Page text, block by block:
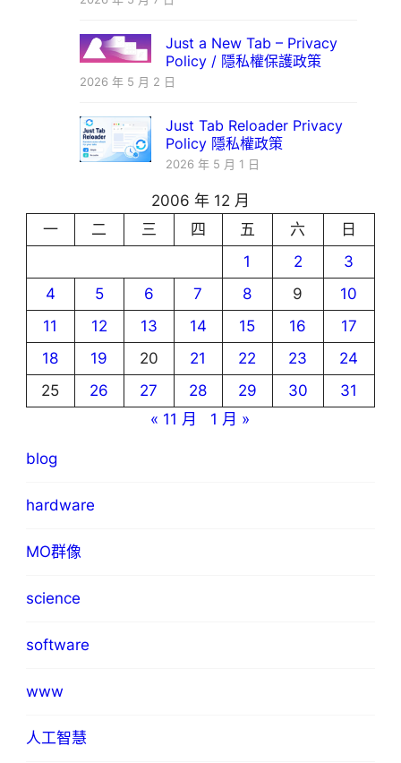
Just a New Tab – Privacy
Policy / 隱私權保護政策
2026 年 5 月 2 日
Just Tab Reloader Privacy
Policy 隱私權政策
2026 年 5 月 1 日
2006 年 12 月
一
二 三 四 五 六
日
1
2
3
4
5 6 7 8 9
10
11
12 13 14 15 16
17
18
19 20 21 22 23
24
25
26 27 28 29 30
31
« 11 月
1 月 »
blog
hardware
MO群像
science
software
www
人工智慧